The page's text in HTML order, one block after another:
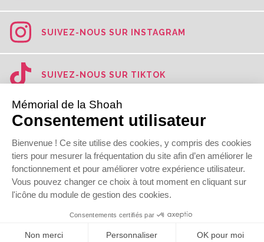
SUIVEZ-NOUS SUR INSTAGRAM
SUIVEZ-NOUS SUR TIKTOK
SUIVEZ-NOUS SUR LINKEDIN
© 2022
Mémorial de la Shoah
Newsletter
Presse
Contact